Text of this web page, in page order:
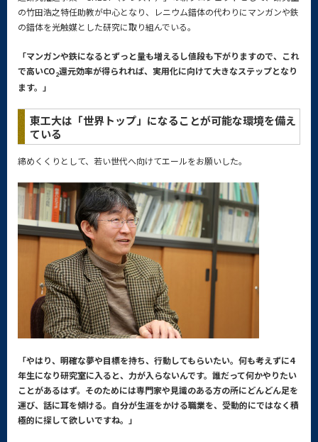
の竹田浩之特任助教が中心となり、レニウム錯体の代わりにマンガンや鉄
の錯体を光触媒とした研究に取り組んでいる。
「マンガンや鉄になるとずっと量も増えるし値段も下がりますので、これ
で高いCO2還元効率が得られれば、実用化に向けて大きなステップとなり
ます。」
東工大は「世界トップ」になることが可能な環境を備え
ている
締めくくりとして、若い世代へ向けてエールをお願いした。
「やはり、明確な夢や目標を持ち、行動してもらいたい。何も考えずに4
年生になり研究室に入ると、力が入らないんです。誰だって何かやりたい
ことがあるはず。そのためには専門家や見識のある方の所にどんどん足を
運び、話に耳を傾ける。自分が生涯をかける職業を、受動的にではなく積
極的に探して欲しいですね。」